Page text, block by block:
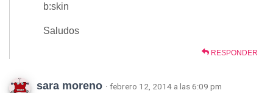
b:skin
Saludos
RESPONDER
sara moreno · febrero 12, 2014 a las 6:09 pm